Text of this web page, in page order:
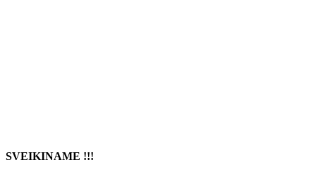
SVEIKINAME !!!